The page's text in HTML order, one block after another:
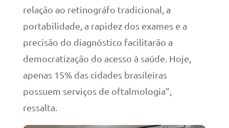
relação ao retinográfo tradicional, a
portabilidade, a rapidez dos exames e a
precisão do diagnóstico facilitarão a
democratização do acesso à saúde. Hoje,
apenas 15% das cidades brasileiras
possuem serviços de oftalmologia”,
ressalta.